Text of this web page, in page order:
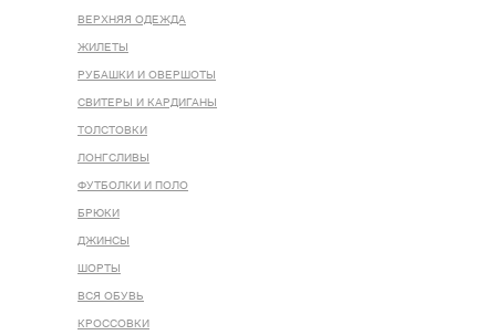
ВЕРХНЯЯ ОДЕЖДА
ЖИЛЕТЫ
РУБАШКИ И ОВЕРШОТЫ
СВИТЕРЫ И КАРДИГАНЫ
ТОЛСТОВКИ
ЛОНГСЛИВЫ
ФУТБОЛКИ И ПОЛО
БРЮКИ
ДЖИНСЫ
ШОРТЫ
ВСЯ ОБУВЬ
КРОССОВКИ